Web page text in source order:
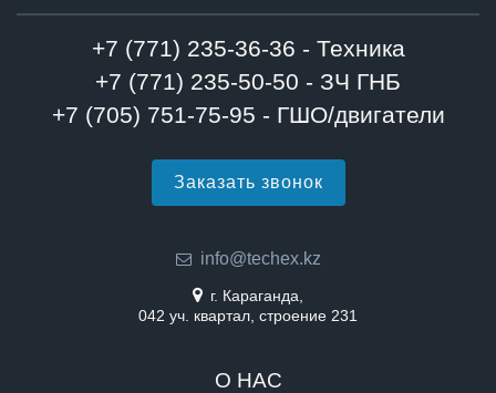
+7 (771) 235-36-36 - Техника
+7 (771) 235-50-50 - ЗЧ ГНБ
+7 (705) 751-75-95 - ГШО/двигатели
Заказать звонок
info@techex.kz
г. Караганда,
042 уч. квартал, строение 231
О НАС